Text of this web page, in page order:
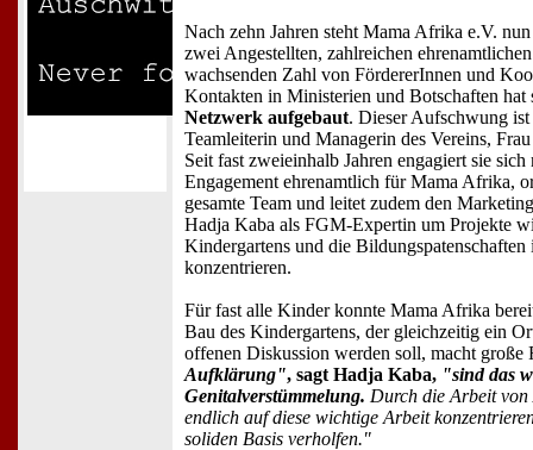
Nach zehn Jahren steht Mama Afrika e.V.
zwei Angestellten, zahlreichen
wachsenden Zahl von FördererInnen und
Kontakten in Ministerien und Botschaften
Netzwerk aufgebaut. Dieser Aufschwung
Teamleiterin und Managerin des Vereins,
Seit fast zweieinhalb Jahren engagiert sie
Engagement ehrenamtlich für Mama Afrika,
gesamte Team und leitet zudem den
Hadja Kaba als FGM-Expertin um Projekte
Kindergartens und die
konzentrieren.
Für fast alle Kinder konnte Mama Afrika
Bau des Kindergartens, der gleichzeitig ein
offenen Diskussion werden soll, macht große
Aufklärung", sagt Hadja Kaba, "sind das
Genitalverstümmelung. Durch die Arbeit
endlich auf diese wichtige Arbeit
soliden Basis verholfen."